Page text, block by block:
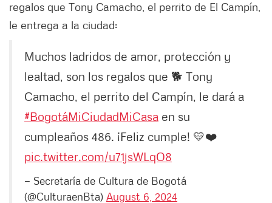
regalos que Tony Camacho, el perrito de El Campín,
le entrega a la ciudad:
Muchos ladridos de amor, protección y
lealtad, son los regalos que 🐕 Tony
Camacho, el perrito del Campín, le dará a
#BogotáMiCiudadMiCasa en su
cumpleaños 486. ¡Feliz cumple! 💛❤️
pic.twitter.com/u71jsWLqO8
— Secretaría de Cultura de Bogotá
(@CulturaenBta) August 6, 2024